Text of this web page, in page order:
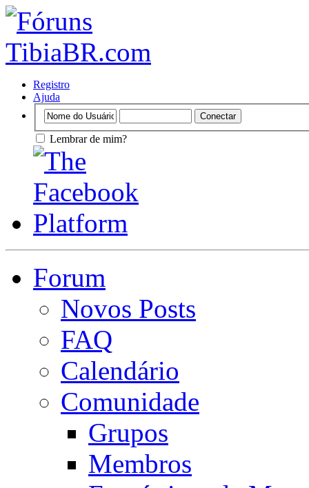
Registro
Ajuda
Lembrar de mim?
Forum
Novos Posts
FAQ
Calendário
Comunidade
Grupos
Membros